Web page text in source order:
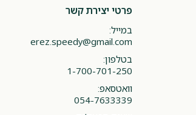
פרטי יצירת קשר
במייל:
erez.speedy@gmail.com
בטלפון:
1-700-701-250
וואטסאפ:
054-7633339